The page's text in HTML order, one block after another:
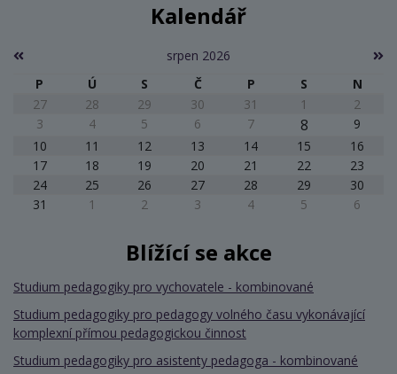
Kalendář
srpen 2026
P
Ú S Č P S
N
27
28 29 30 31 1
2
3
4 5 6 7 8
9
10
11 12 13 14 15
16
17
18 19 20 21 22
23
24
25 26 27 28 29
30
31
1 2 3 4 5 6
Blížící se akce
Studium pedagogiky pro vychovatele - kombinované
Studium pedagogiky pro pedagogy volného času vykonávající
komplexní přímou pedagogickou činnost
Studium pedagogiky pro asistenty pedagoga - kombinované